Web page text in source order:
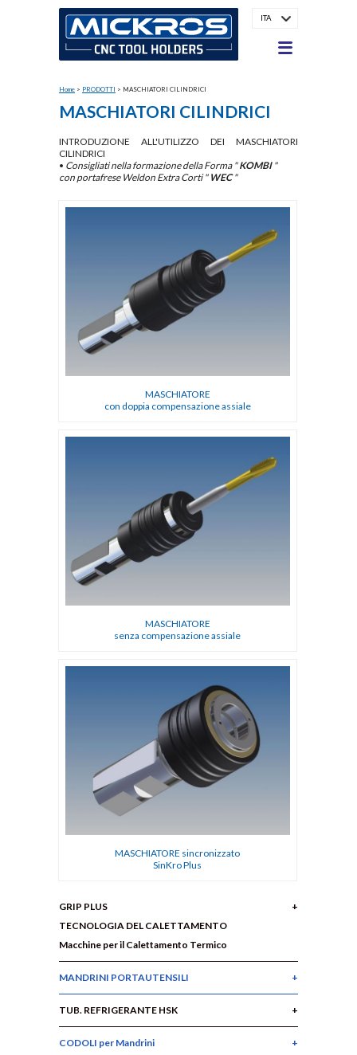
ITA
Home > PRODOTTI > MASCHIATORI CILINDRICI
MASCHIATORI CILINDRICI
INTRODUZIONE ALL'UTILIZZO DEI MASCHIATORI
CILINDRICI
• Consigliati nella formazione della Forma "KOMBI"
con portafrese Weldon Extra Corti " WEC"
MASCHIATORE
con doppia compensazione assiale
MASCHIATORE
senza compensazione assiale
MASCHIATORE sincronizzato
SinKro Plus
GRIP PLUS
TECNOLOGIA DEL CALETTAMENTO
Macchine per il Calettamento Termico
MANDRINI PORTAUTENSILI
TUB. REFRIGERANTE HSK
CODOLI per Mandrini